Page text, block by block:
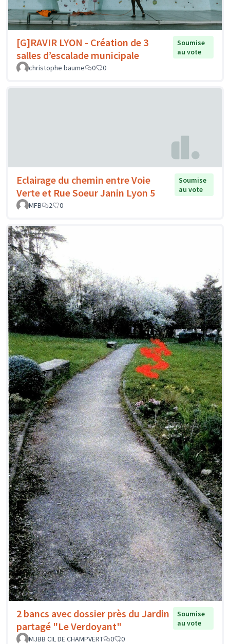
[G]RAVIR LYON - Création de 3
salles d’escalade municipale
Soumise
au vote
christophe baume
0 0
Eclairage du chemin entre Voie
Verte et Rue Soeur Janin Lyon 5
Soumise
au vote
MFB
2 0
2 bancs avec dossier près du Jardin
partagé "Le Verdoyant"
Soumise
au vote
MJBB CIL DE CHAMPVERT
0 0